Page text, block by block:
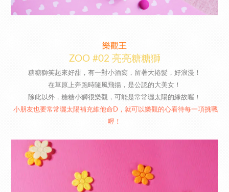
樂觀王
ZOO #02 亮亮糖糖獅
糖糖獅笑起來好甜，有一對小酒窩，留著大捲髮，好浪漫！
在草原上奔跑時隨風飛揚，是公認的大美女！
除此以外，糖糖小獅很樂觀，可能是常常曬太陽的緣故喔！
小朋友也要常常曬太陽補充維他命D，就可以樂觀的心看待每一項挑戰
喔！